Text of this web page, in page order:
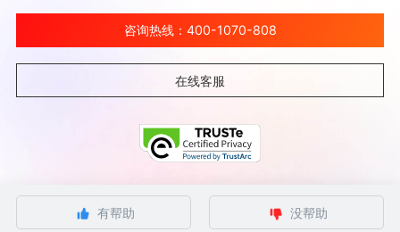
有帮助 没帮助
咨询热线：400-1070-808
在线客服
©北京金山云网络技术有限公司 2026 Ksyun All Rights Reserved Kingsoft Corp.